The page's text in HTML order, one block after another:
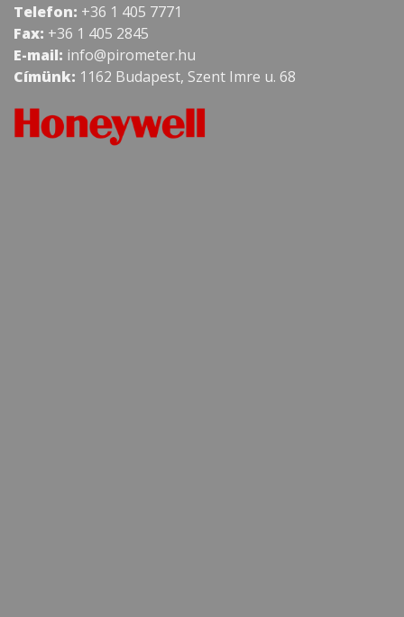
Telefon: +36 1 405 7771
Fax: +36 1 405 2845
E-mail: info@pirometer.hu
Címünk: 1162 Budapest, Szent Imre u. 68